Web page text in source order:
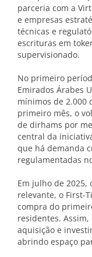
parceria com a
e empresas
técnicas e
escrituras em
supervisionado.
No primeiro
Emirados Árabes
mínimos de 2.000
primeiro mês, o
de dirhams por
central da
que há demanda
regulamentadas
Em julho de 2025,
relevante, o First-
compra do
residentes.
aquisição e
abrindo espaço